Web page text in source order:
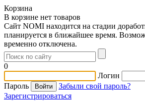
Корзина
В корзине нет товаров
Сайт NOMI находится на стадии
планируется в ближайшее время.
временно отключена.
0
Логин
Пароль
Забыли свой пароль?
Зарегистрироваться